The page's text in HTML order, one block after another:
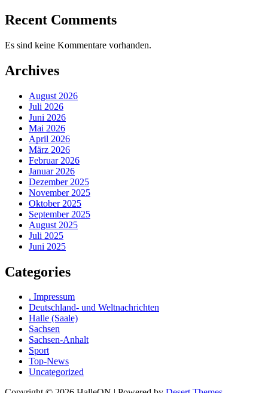
Recent Comments
Es sind keine Kommentare vorhanden.
Archives
August 2026
Juli 2026
Juni 2026
Mai 2026
April 2026
März 2026
Februar 2026
Januar 2026
Dezember 2025
November 2025
Oktober 2025
September 2025
August 2025
Juli 2025
Juni 2025
Categories
. Impressum
Deutschland- und Weltnachrichten
Halle (Saale)
Sachsen
Sachsen-Anhalt
Sport
Top-News
Uncategorized